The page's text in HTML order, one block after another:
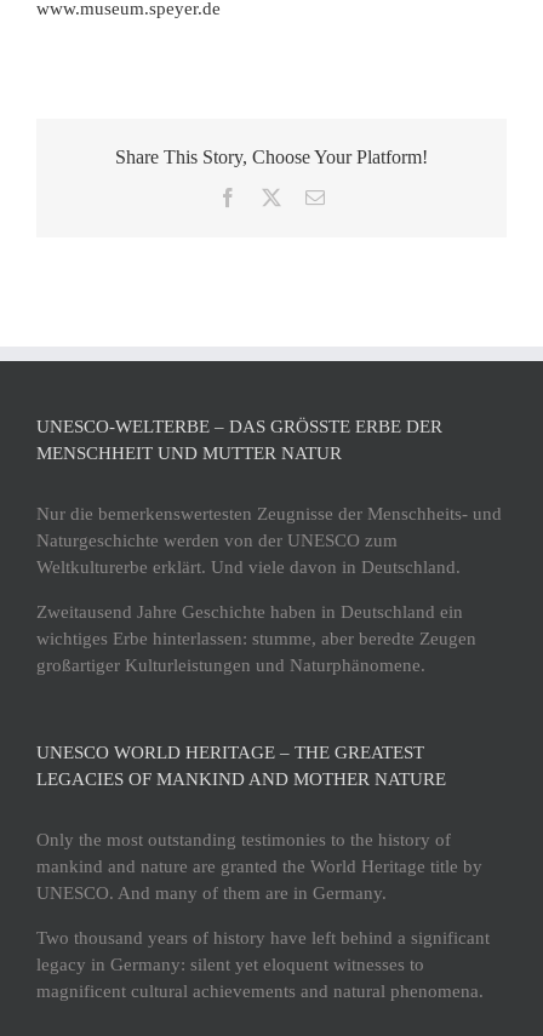
www.museum.speyer.de
Share This Story, Choose Your Platform!
Facebook
E-
UNESCO-WELTERBE – DAS GRÖSSTE ERBE DER M
ENSCHHEIT UND MUTTER NATUR
Nur die bemerkenswertesten Zeugnisse der Menschheits- und
Naturgeschichte werden von der UNESCO zum
Weltkulturerbe erklärt. Und viele davon in Deutschland.
Zweitausend Jahre Geschichte haben in Deutschland ein
wichtiges Erbe hinterlassen: stumme, aber beredte Zeugen
großartiger Kulturleistungen und Naturphänomene.
UNESCO WORLD HERITAGE – THE GREATEST
LEGACIES OF MANKIND AND MOTHER NATURE
Only the most outstanding testimonies to the history of
mankind and nature are granted the World Heritage title by
UNESCO. And many of them are in Germany.
Two thousand years of history have left behind a significant
legacy in Germany: silent yet eloquent witnesses to
magnificent cultural achievements and natural phenomena.